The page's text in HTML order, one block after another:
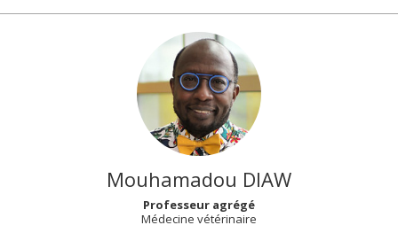
Mouhamadou DIAW
Professeur agrégé
Médecine vétérinaire